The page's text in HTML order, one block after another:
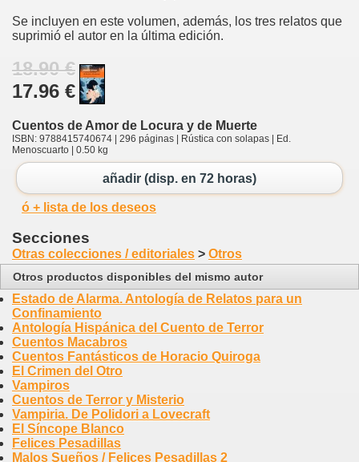
Se incluyen en este volumen, además, los tres relatos que
suprimió el autor en la última edición.
18.90 €
17.96 €
Cuentos de Amor de Locura y de Muerte
ISBN: 9788415740674 | 296 páginas | Rústica con solapas | Ed.
Menoscuarto | 0.50 kg
añadir (disp. en 72 horas)
ó + lista de los deseos
Secciones
Otras colecciones / editoriales > Otros
Otros productos disponibles del mismo autor
Estado de Alarma. Antología de Relatos para un
Confinamiento
Antología Hispánica del Cuento de Terror
Cuentos Macabros
Cuentos Fantásticos de Horacio Quiroga
El Crimen del Otro
Vampiros
Cuentos de Terror y Misterio
Vampiria. De Polidori a Lovecraft
El Síncope Blanco
Felices Pesadillas
Malos Sueños / Felices Pesadillas 2